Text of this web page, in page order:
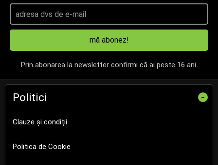
mă abonez!
Prin abonarea la newsletter confirmi că ai peste 16 ani.
Politici -
Clauze și condiții
Politica de Cookie